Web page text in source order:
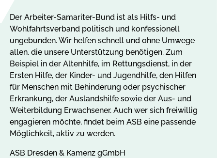
Der Arbeiter-Samariter-Bund ist als Hilfs- und
Wohlfahrtsverband politisch und konfessionell
ungebunden. Wir helfen schnell und ohne Umwege
allen, die unsere Unterstützung benötigen. Zum
Beispiel in der Altenhilfe, im Rettungsdienst, in der
Ersten Hilfe, der Kinder- und Jugendhilfe, den Hilfen
für Menschen mit Behinderung oder psychischer
Erkrankung, der Auslandshilfe sowie der Aus- und
Weiterbildung Erwachsener. Auch wer sich freiwillig
engagieren möchte, findet beim ASB eine passende
Möglichkeit, aktiv zu werden.
ASB Dresden & Kamenz gGmbH